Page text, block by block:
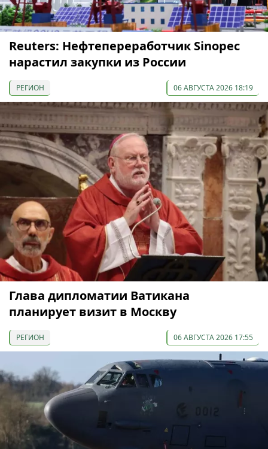
Reuters: Нефтепереработчик Sinopec
нарастил закупки из России
РЕГИОН 06 АВГУСТА 2026 18:19
Глава дипломатии Ватикана
планирует визит в Москву
РЕГИОН 06 АВГУСТА 2026 17:55